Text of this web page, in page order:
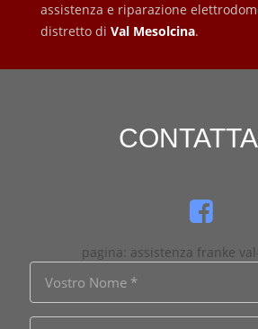
assistenza e riparazione
distretto di Val Mesolcina.
pagina: assistenza franke